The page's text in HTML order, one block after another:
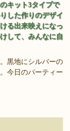
キット3タイプで
した作りのデザイ
る出来映えになっ
して、みんなに自
黒地にシルバーの
今日のパーティー